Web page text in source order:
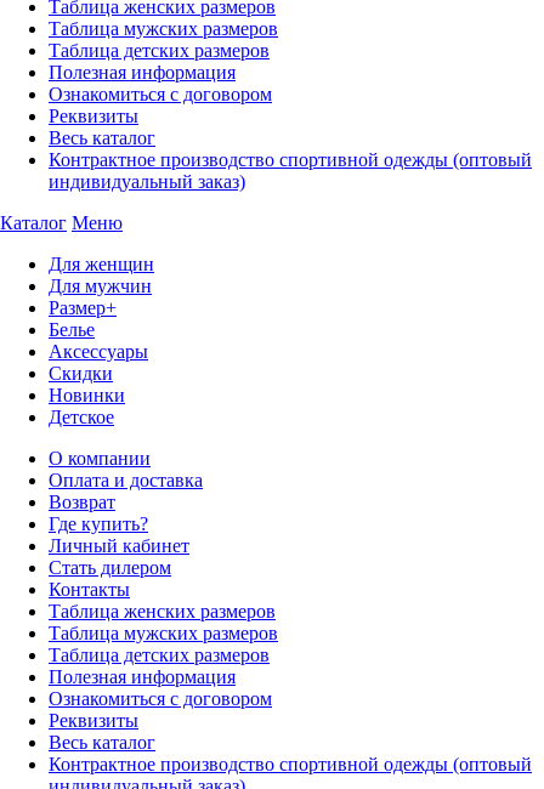
Таблица женских размеров
Таблица мужских размеров
Таблица детских размеров
Полезная информация
Ознакомиться с договором
Реквизиты
Весь каталог
Контрактное производство спортивной одежды (оптовый
индивидуальный заказ)
Каталог Меню
Для женщин
Для мужчин
Размер+
Белье
Аксессуары
Скидки
Новинки
Детское
О компании
Оплата и доставка
Возврат
Где купить?
Личный кабинет
Стать дилером
Контакты
Таблица женских размеров
Таблица мужских размеров
Таблица детских размеров
Полезная информация
Ознакомиться с договором
Реквизиты
Весь каталог
Контрактное производство спортивной одежды (оптовый